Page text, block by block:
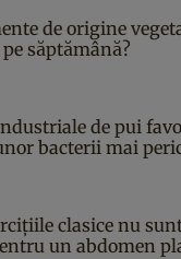
de origine
săptămână?
de pui
bacterii mai
clasice nu
un abdomen